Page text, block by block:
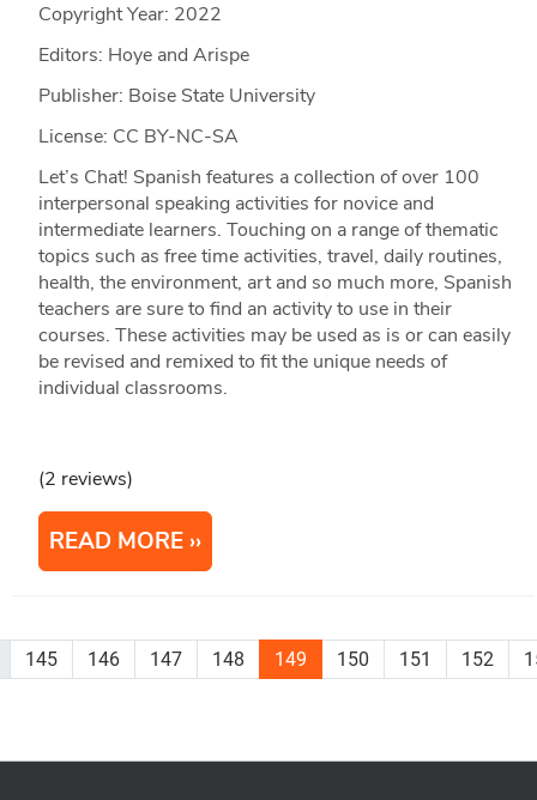
Copyright Year: 2022
Editors: Hoye and Arispe
Publisher: Boise State University
License: CC BY-NC-SA
Let’s Chat! Spanish features a collection of over 100
interpersonal speaking activities for novice and
intermediate learners. Touching on a range of thematic
topics such as free time activities, travel, daily routines,
health, the environment, art and so much more, Spanish
teachers are sure to find an activity to use in their
courses. These activities may be used as is or can easily
be revised and remixed to fit the unique needs of
individual classrooms.
(2 reviews)
READ MORE
145 146 147 148 149 150 151 152